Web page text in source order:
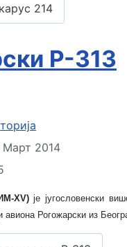
214
Р-313
Март 2014
XV)је југословенски
авиона Рогожарски из